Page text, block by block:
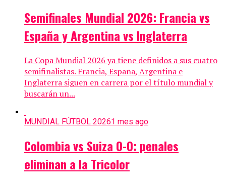
Semifinales Mundial 2026: Francia vs
España y Argentina vs Inglaterra
La Copa Mundial 2026 ya tiene definidos a sus cuatro
semifinalistas. Francia, España, Argentina e
Inglaterra siguen en carrera por el título mundial y
buscarán un...
MUNDIAL FÚTBOL 20261 mes ago
Colombia vs Suiza 0-0: penales
eliminan a la Tricolor